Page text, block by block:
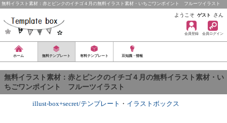
無料イラスト素材：赤とピンクのイチゴ４月の無料イラスト素材・いちごワンポイント フルーツイラスト
ようこそ ゲスト さん
会員登録 会員ログイン
ホーム 無料テンプレート 有料テンプレート 豆知識・情報
無料イラスト素材：赤とピンクのイチゴ４月の無料イラスト素材・い
ちごワンポイント フルーツイラスト
illust-box+secret/テンプレート ・ イラストボックス